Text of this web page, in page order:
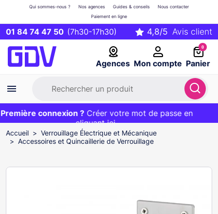
01 84 74 47 50 (7h30-17h30)
Agences Mon compte
Qui sommes-nous ? Nos agences Guides & conseils
Nous contacter
Paiement en ligne
0
Panier
Première commande ?20€ OFFERT sur votre panier
et livraison 24/48h gratuite avec le codeBIENVENUE
connexion ?Créer votre mot de passe en
cliquant ici
EXCLU WEB :
Accueil
Verrouillage Électrique et Mécanique
Accessoires et Quincaillerie de Verrouillage